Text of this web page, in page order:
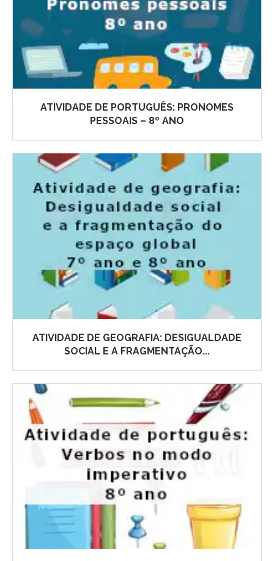
ATIVIDADE DE PORTUGUÊS: PRONOMES
PESSOAIS – 8º ANO
ATIVIDADE DE GEOGRAFIA: DESIGUALDADE
SOCIAL E A FRAGMENTAÇÃO...